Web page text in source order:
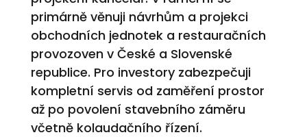
primárně věnuji návrhům a projekci
obchodních jednotek a restauračních
provozoven v České a Slovenské
republice. Pro investory zabezpečuji
kompletní servis od zaměření prostor
až po povolení stavebního záměru
včetně kolaudačního řízení.